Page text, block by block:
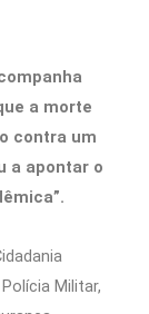
a morte
contra um
a apontar o
Militar,